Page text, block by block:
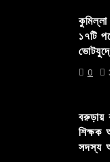
১৭টি
0
বরুড়ায়
শিক্ষক
সদস্য